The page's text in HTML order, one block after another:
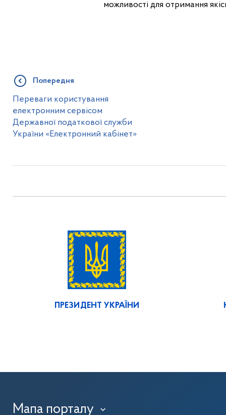
можливості для отримання
Попередня
Переваги користування
електронним сервісом
Державної податкової служби
України «Електронний кабінет»
ПРЕЗИДЕНТ УКРАЇНИ
Мапа порталу ›